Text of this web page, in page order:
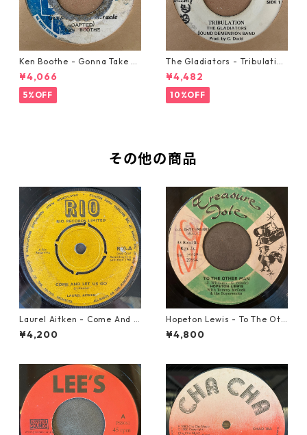
Ken Boothe - Gonna Take A
Miracle【7-21362】
¥4,066
5%OFF
The Gladiators - Tribulation
【7-21365】
¥4,482
10%OFF
その他の商品
Laurel Aitken - Come And L
et Us Go【7-21779】
¥4,200
Hopeton Lewis - To The Oth
er Man【7-22023】
¥4,800